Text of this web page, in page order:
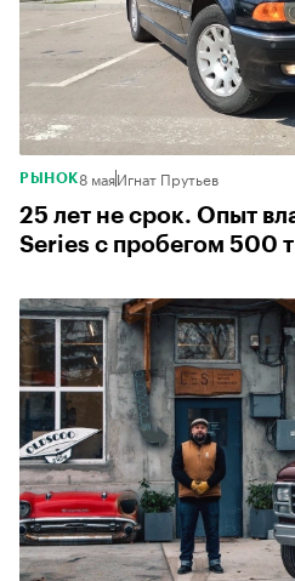
РЫНОК8 маяИгнат Прутьев
25 лет не срок. Опыт
Series с пробегом 500